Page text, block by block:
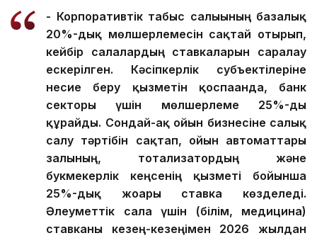
- Корпоративтік табыс салығының базалық
20%-дық мөлшерлемесін сақтай отырып,
кейбір салалардың ставкаларын саралау
ескерілген. Кәсіпкерлік субъектілеріне
несие беру қызметін қоспағанда, банк
секторы үшін мөлшерлеме 25%-ды
құрайды. Сондай-ақ ойын бизнесіне салық
салу тәртібін сақтап, ойын автоматтары
залының, тотализатордың және
букмекерлік кеңсенің қызметі бойынша
25%-дық жоғары ставка көзделеді.
Әлеуметтік сала үшін (білім, медицина)
ставканы кезең-кезеңімен 2026 жылдан